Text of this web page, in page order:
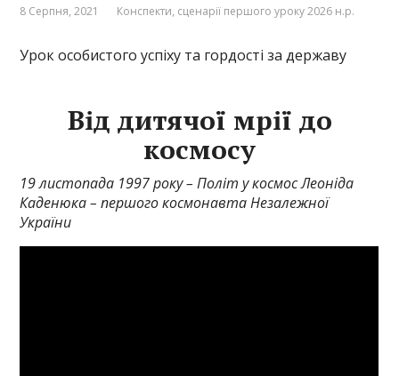
8 Серпня, 2021 Конспекти, сценарії першого уроку 2026 н.р.
Урок особистого успіху та гордості за державу
Від дитячої мрії до
космосу
19 листопада 1997 року – Політ у космос Леоніда
Каденюка – першого космонавта Незалежної
України